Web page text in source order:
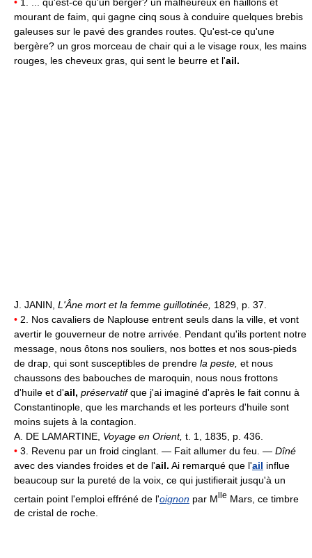
mourant de faim, qui gagne cinq sous à conduire quelques brebis
galeuses sur le pavé des grandes routes. Qu'est-ce qu'une
bergère? un gros morceau de chair qui a le visage roux, les mains
rouges, les cheveux gras, qui sent le beurre et l'ail.
J. JANIN, L'Âne mort et la femme guillotinée, 1829, p. 37.
• 2. Nos cavaliers de Naplouse entrent seuls dans la ville, et vont
avertir le gouverneur de notre arrivée. Pendant qu'ils portent notre
message, nous ôtons nos souliers, nos bottes et nos sous-pieds
de drap, qui sont susceptibles de prendre la peste, et nous
chaussons des babouches de maroquin, nous nous frottons
d'huile et d'ail, préservatifque j'ai imaginé d'après le fait connu à
Constantinople, que les marchands et les porteurs d'huile sont
moins sujets à la contagion.
A. DE LAMARTINE, Voyage en Orient, t. 1, 1835, p. 436.
• 3. Revenu par un froid cinglant. — Fait allumer du feu. — Dîné
avec des viandes froides et de l'ail. Ai remarqué que l'ail influe
beaucoup sur la pureté de la voix, ce qui justifierait jusqu'à un
certain point l'emploi effréné de l'oignon par Mlle Mars, ce timbre
de cristal de roche.